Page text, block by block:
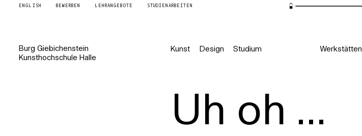
ENGLISH BEWERBEN LEHRANGEBOTE STUDIENARBEITEN
Burg Giebichenstein
Kunsthochschule Halle
Kunst Design Studium Werkstätten
Uh oh ...